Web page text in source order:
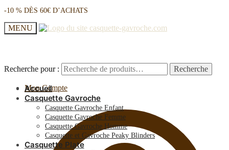
-10 % DÈS 60€ D’ACHATS
MENU
Recherche pour : Recherche
Mon Compte
Recherche pour : Recherche
Accueil
Casquette Gavroche
Casquette Gavroche Enfant
Casquette Gavroche Femme
Casquette Gavroche Homme
Casquette et Gavroche Peaky Blinders
Casquette Plate